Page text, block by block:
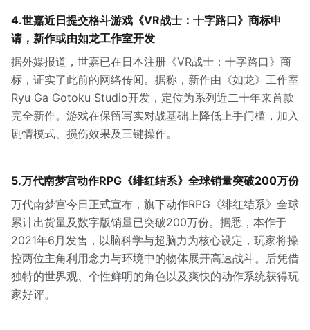
4.世嘉近日提交格斗游戏《VR战士：十字路口》商标申
请，新作或由如龙工作室开发
据外媒报道，世嘉已在日本注册《VR战士：十字路口》商
标，证实了此前的网络传闻。据称，新作由《如龙》工作室
Ryu Ga Gotoku Studio开发，定位为系列近二十年来首款
完全新作。游戏在保留写实对战基础上降低上手门槛，加入
剧情模式、损伤效果及三键操作。
5.万代南梦宫动作RPG《绯红结系》全球销量突破200万份
万代南梦宫今日正式宣布，旗下动作RPG《绯红结系》全球
累计出货量及数字版销量已突破200万份。据悉，本作于
2021年6月发售，以脑科学与超脑力为核心设定，玩家将操
控两位主角利用念力与环境中的物体展开高速战斗。后凭借
独特的世界观、个性鲜明的角色以及爽快的动作系统获得玩
家好评。